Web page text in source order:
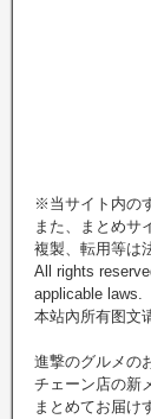
※当サイト内の
また、まとめサ
複製、転用等は
All rights
applicable laws.
本站內所有图文
進撃のグルメの
チェーン店の新
まとめてお届け